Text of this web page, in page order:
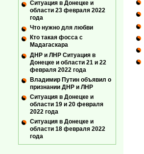
Ситуация в Донецке и
области 23 февраля 2022
года
Что нужно для любви
Кто такая фосса с
Мадагаскара
ДНР и ЛНР Ситуация в
Донецке и области 21 и 22
февраля 2022 года
Владимир Путин объявил о
признании ДНР и ЛНР
Ситуация в Донецке и
области 19 и 20 февраля
2022 года
Ситуация в Донецке и
области 18 февраля 2022
года